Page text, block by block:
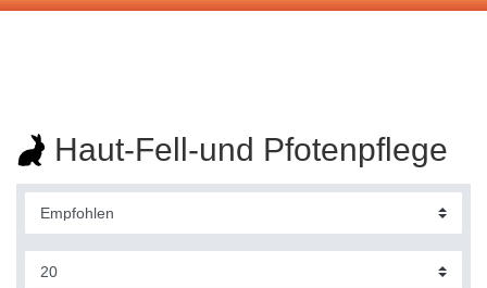
Haut-Fell-und Pfotenpflege